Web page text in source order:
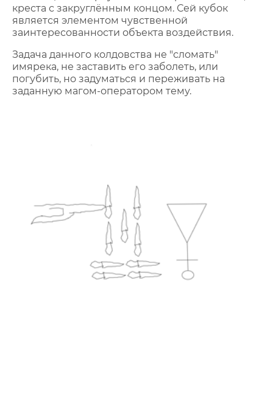
креста с закруглённым концом. Сей кубок
является элементом чувственной
заинтересованности объекта воздействия.
Задача данного колдовства не "сломать"
имярека, не заставить его заболеть, или
погубить, но задуматься и переживать на
заданную магом-оператором тему.